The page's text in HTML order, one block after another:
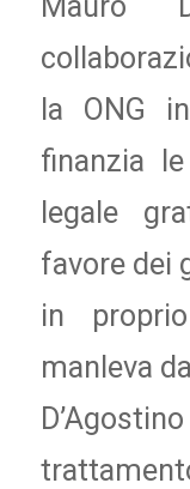
la ONG
finanzia
legale
favore dei
in
manleva